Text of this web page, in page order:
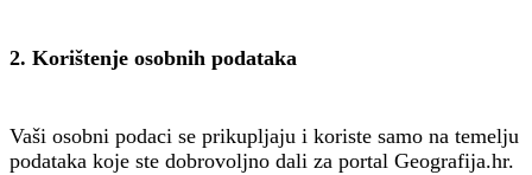
2. Korištenje osobnih podataka
Vaši osobni podaci se prikupljaju i koriste samo na temelju
podataka koje ste dobrovoljno dali za portal Geografija.hr.